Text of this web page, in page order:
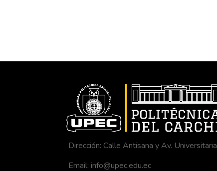
Dirección: Calle Antisana y Av. Universitaria
Email: info@upec.edu.ec